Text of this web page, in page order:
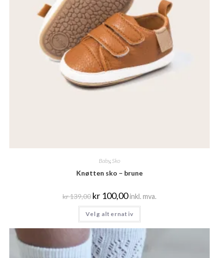
Baby, Sko
Knøtten sko – brune
kr139,00 kr 100,00inkl. mva.
Velg alternativ